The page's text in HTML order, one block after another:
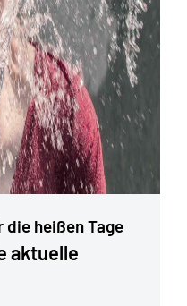
heißen Tage
aktuelle